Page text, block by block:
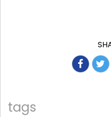
tags